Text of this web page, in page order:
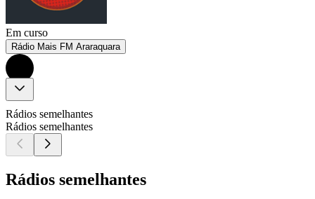
Em curso
Rádio Mais FM Araraquara
Rádios semelhantes
Rádios semelhantes
Rádios semelhantes